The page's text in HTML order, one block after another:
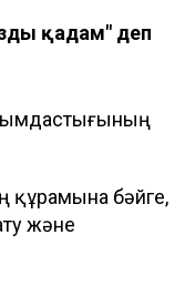
қадам" деп
құрамына бәйге,
және